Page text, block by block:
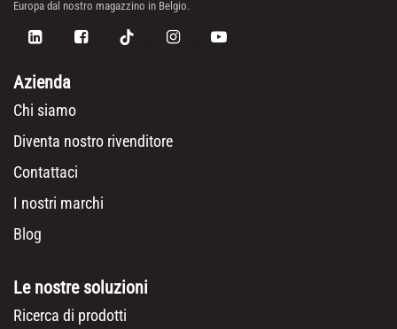
Europa dal nostro magazzino in Belgio.
Azienda
Chi siamo
Diventa nostro rivenditore
Contattaci
I nostri marchi
Blog
Le nostre soluzioni
Ricerca di prodotti